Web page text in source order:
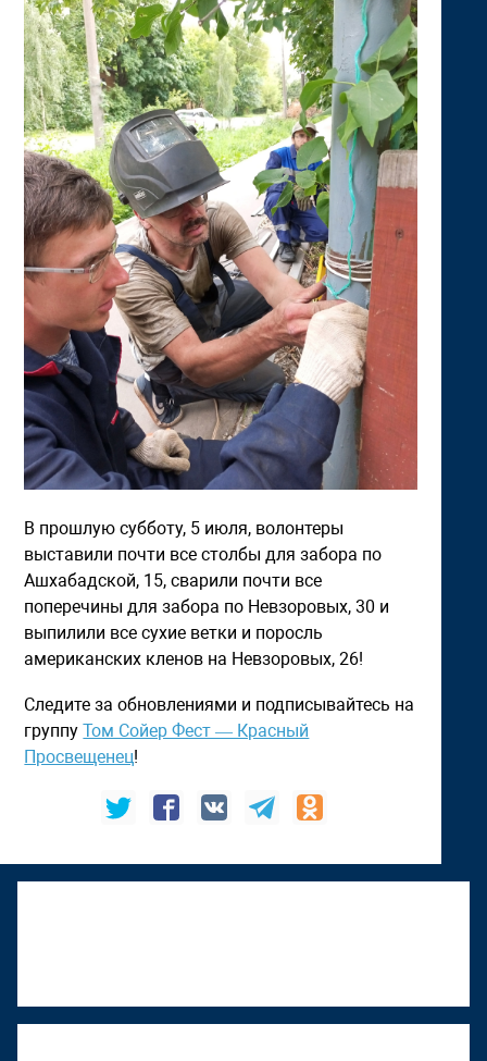
В прошлую субботу, 5 июля, волонтеры
выставили почти все столбы для забора по
Ашхабадской, 15, сварили почти все
поперечины для забора по Невзоровых, 30 и
выпилили все сухие ветки и поросль
американских кленов на Невзоровых, 26!
Следите за обновлениями и подписывайтесь на
группуТом Сойер Фест — Красный
Просвещенец!